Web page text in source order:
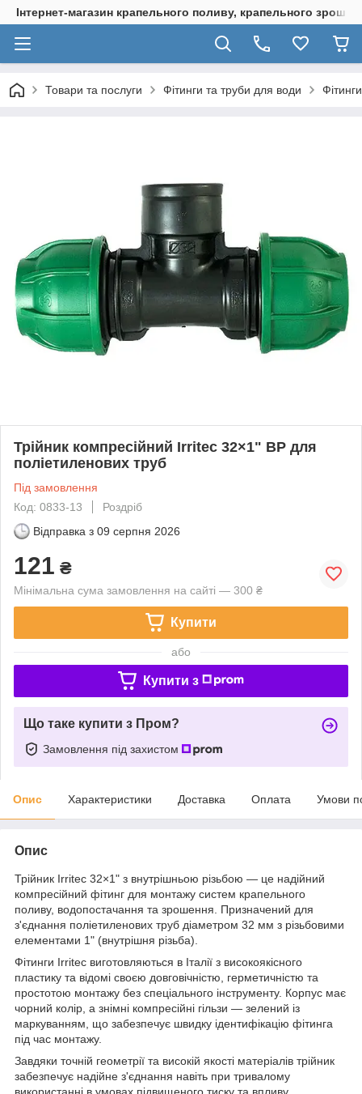
Інтернет-магазин крапельного поливу, крапельного
Товари та послуги Фітинги та труби для води
Трійник компресійний Irritec 32×1" ВР для
поліетиленових труб
Під замовлення
Код: 0833-13
Роздріб
Відправка з 09 серпня 2026
121 ₴
Мінімальна сума замовлення на сайті — 300 ₴
Купити
або
Купити з
Що таке купити з Пром?
Замовлення під захистом
Опис Характеристики Доставка Оплата Умови
Опис
Трійник Irritec 32×1" з внутрішньою різьбою — це надійний
компресійний фітинг для монтажу систем крапельного
поливу, водопостачання та зрошення. Призначений для
з'єднання поліетиленових труб діаметром 32 мм з різьбовими
елементами 1" (внутрішня різьба).
Фітинги Irritec виготовляються в Італії з високоякісного
пластику та відомі своєю довговічністю, герметичністю та
простотою монтажу без спеціального інструменту. Корпус має
чорний колір, а знімні компресійні гільзи — зелений із
маркуванням, що забезпечує швидку ідентифікацію фітинга
під час монтажу.
Завдяки точній геометрії та високій якості матеріалів трійник
забезпечує надійне з'єднання навіть при тривалому
використанні в умовах підвищеного тиску та впливу